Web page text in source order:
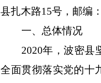
县扎木路15号，邮编
一、总体情况
2020年，波密县
全面贯彻落实党的十